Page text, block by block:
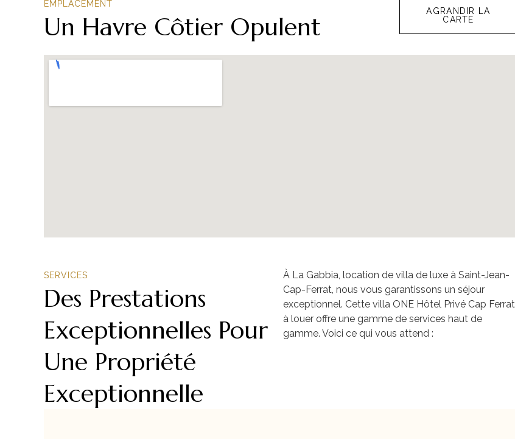
EMPLACEMENT
Un Havre Côtier Opulent
AGRANDIR LA
CARTE
SERVICES
Des Prestations
Exceptionnelles Pour
Une Propriété
Exceptionnelle
À La Gabbia, location de villa de luxe à Saint-Jean-
Cap-Ferrat, nous vous garantissons un séjour
exceptionnel. Cette villa ONE Hôtel Privé Cap Ferrat
à louer offre une gamme de services haut de
gamme. Voici ce qui vous attend :